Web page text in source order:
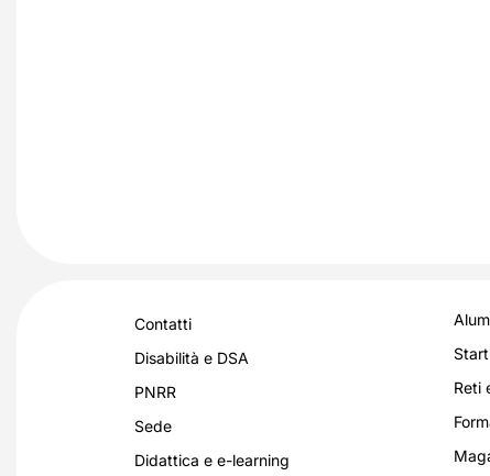
Contatti
Disabilità e DSA
PNRR
Sede
Didattica e e-learning
Reti